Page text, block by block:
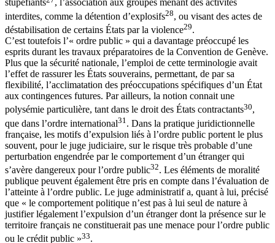
stupéfiants
, l’association aux groupes menant des activités
interdites, comme la détention d’explosifs28, ou visant des actes de
déstabilisation de certains États par la violence29.
C’est toutefois l’« ordre public » qui a davantage préoccupé les
esprits durant les travaux préparatoires de la Convention de Genève.
Plus que la sécurité nationale, l’emploi de cette terminologie avait
l’effet de rassurer les États souverains, permettant, de par sa
flexibilité, l’acclimatation des préoccupations spécifiques d’un État
aux contingences futures. Par ailleurs, la notion connait une
polysémie particulière, tant dans le droit des États contractants30,
que dans l’ordre international31 . Dans la pratique juridictionnelle
française, les motifs d’expulsion liés à l’ordre public portent le plus
souvent, pour le juge judiciaire, sur le risque très probable d’une
perturbation engendrée par le comportement d’un étranger qui
s’avère dangereux pour l’ordre public32. Les éléments de moralité
publique peuvent également être pris en compte dans l’évaluation de
l’atteinte à l’ordre public. Le juge administratif a, quant à lui, précisé
que « le comportement politique n’est pas à lui seul de nature à
justifier légalement l’expulsion d’un étranger dont la présence sur le
territoire français ne constituerait pas une menace pour l’ordre public
ou le crédit public »33.